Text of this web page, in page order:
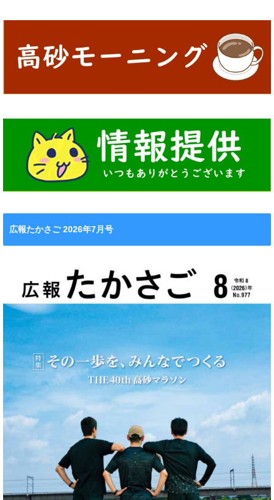
広報たかさご 2026年7月号